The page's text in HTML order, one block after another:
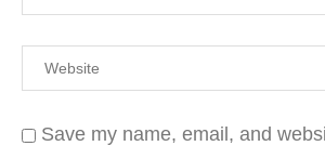
Save my name, email, and